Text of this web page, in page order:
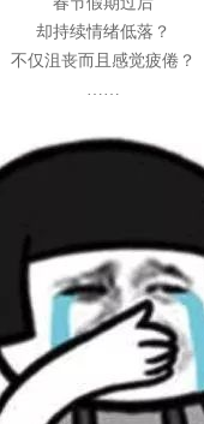
却持续情绪低落？
不仅沮丧而且感觉疲倦？
……